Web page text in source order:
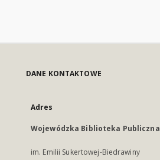
DANE KONTAKTOWE
Adres
Wojewódzka Biblioteka Publiczna
im. Emilii Sukertowej-Biedrawiny